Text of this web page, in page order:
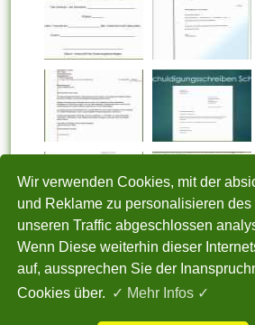
Wir verwenden Cookies, mit der
und Reklame zu personalisieren des
unseren Traffic abgeschlossen
Wenn Diese weiterhin dieser
auf, aussprechen Sie der
Cookies über. ✓ Mehr Infos ✓
Copyright| Nutzungsbedingungen|
Alle eingereichten Inhalte bleiben dem
urheberrechtlich geschützt. Bitte beachten